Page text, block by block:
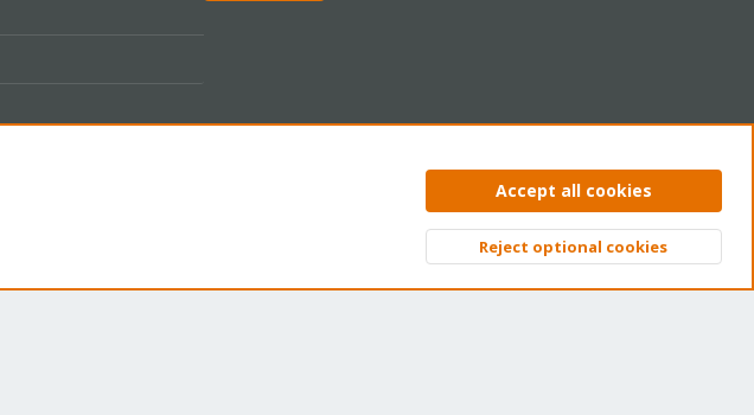
Privacy policy Help Home
Top
Accept all cookies
Reject optional cookies